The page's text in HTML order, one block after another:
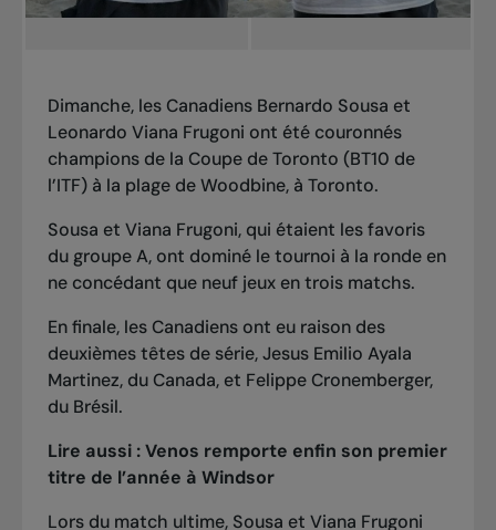
Dimanche, les Canadiens Bernardo Sousa et
Leonardo Viana Frugoni ont été couronnés
champions de la Coupe de Toronto (BT10 de
l’ITF) à la plage de Woodbine, à Toronto.
Sousa et Viana Frugoni, qui étaient les favoris
du groupe A, ont dominé le tournoi à la ronde en
ne concédant que neuf jeux en trois matchs.
En finale, les Canadiens ont eu raison des
deuxièmes têtes de série, Jesus Emilio Ayala
Martinez, du Canada, et Felippe Cronemberger,
du Brésil.
Lire aussi :Venos remporte enfin son premier
titre de l’année à Windsor
Lors du match ultime, Sousa et Viana Frugoni